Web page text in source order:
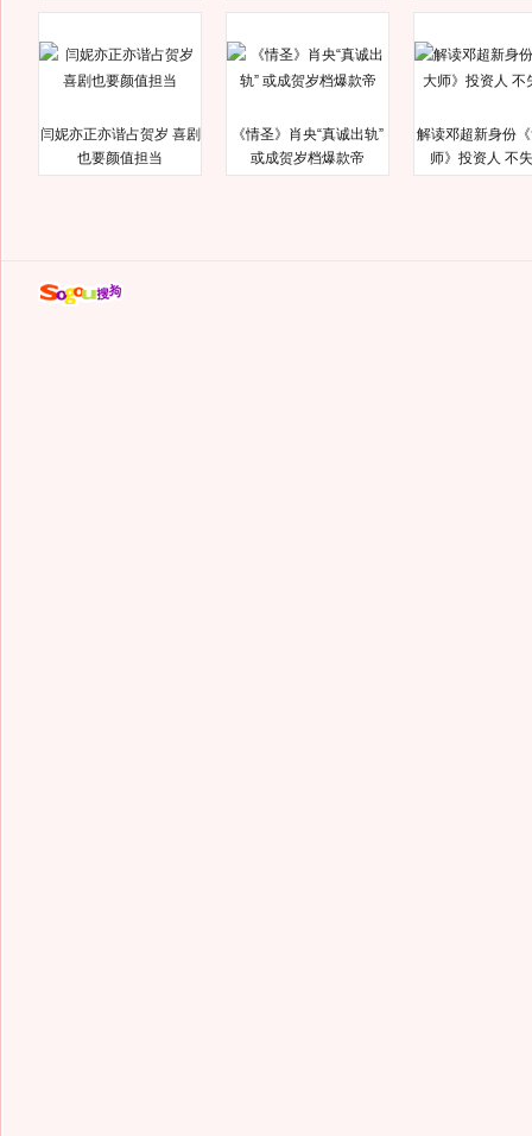
闫妮亦正亦谐占贺岁 喜剧
也要颜值担当
《情圣》肖央“真诚出轨”
或成贺岁档爆款帝
解读邓超新身份
师》投资人 不